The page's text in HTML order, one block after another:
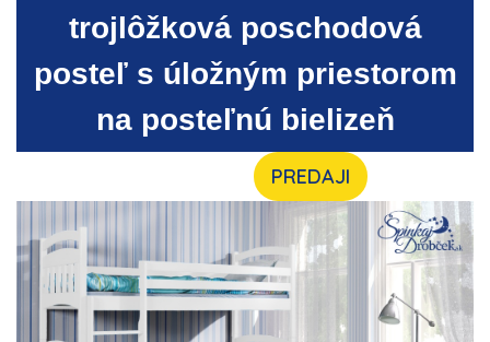
trojlôžková poschodová
posteľ s úložným priestorom
na posteľnú bielizeň
PREDAJI